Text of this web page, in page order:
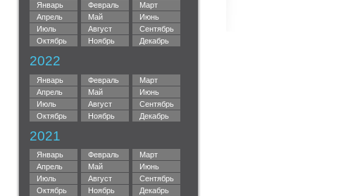
Январь Февраль
Март
Апрель
Май
Июнь
Июль
Август
Сентябрь
Октябрь
Ноябрь Декабрь
2022
Январь Февраль
Март
Апрель
Май
Июнь
Июль
Август
Сентябрь
Октябрь
Ноябрь Декабрь
2021
Январь Февраль
Март
Апрель
Май
Июнь
Июль
Август
Сентябрь
Октябрь
Ноябрь Декабрь